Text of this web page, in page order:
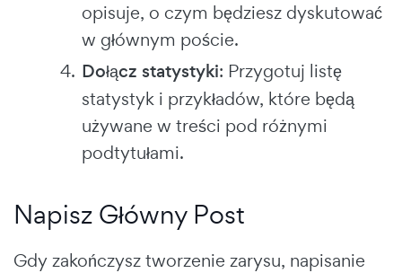
opisuje, o czym będziesz dyskutować
w głównym poście.
Dołącz statystyki: Przygotuj listę
statystyk i przykładów, które będą
używane w treści pod różnymi
podtytułami.
Napisz Główny Post
Gdy zakończysz tworzenie zarysu, napisanie